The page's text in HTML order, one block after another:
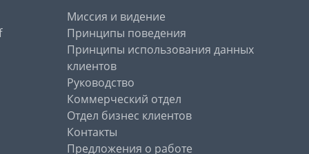
Миссия и видение
Принципы поведения
Принципы использования данных
клиентов
Руководство
Коммерческий отдел
Отдел бизнес клиентов
Контакты
Предложения о работе